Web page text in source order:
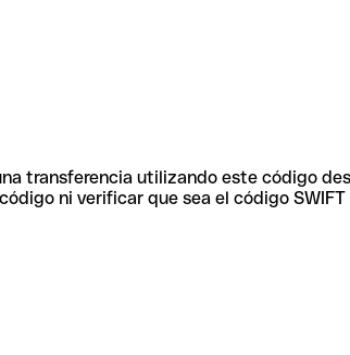
transferencia utilizando este código
ni verificar que sea el código